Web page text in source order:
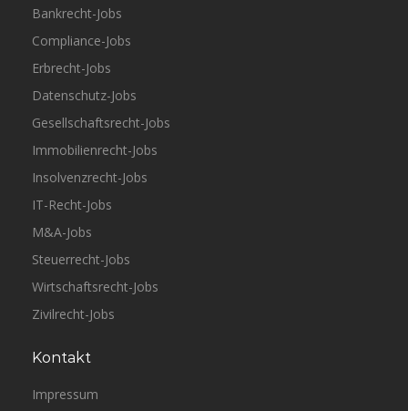
Bankrecht-Jobs
Compliance-Jobs
Erbrecht-Jobs
Datenschutz-Jobs
Gesellschaftsrecht-Jobs
Immobilienrecht-Jobs
Insolvenzrecht-Jobs
IT-Recht-Jobs
M&A-Jobs
Steuerrecht-Jobs
Wirtschaftsrecht-Jobs
Zivilrecht-Jobs
Kontakt
Impressum